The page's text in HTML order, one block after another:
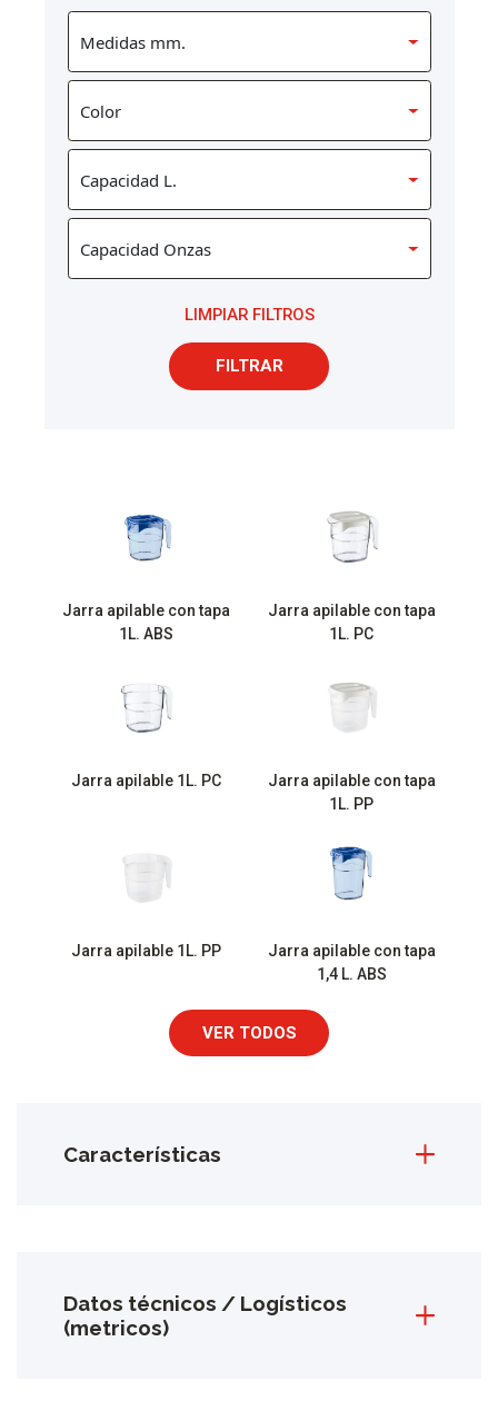
LIMPIAR FILTROS
FILTRAR
Jarra apilable con tapa
1L. ABS
Jarra apilable con tapa
1L. PC
Jarra apilable 1L. PC
Jarra apilable con tapa
1L. PP
Jarra apilable 1L. PP
Jarra apilable con tapa
1,4 L. ABS
VER TODOS
Características
Datos técnicos / Logísticos
(metricos)